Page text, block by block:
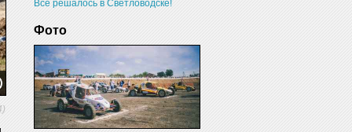
Все решалось в Светловодске!
Фото